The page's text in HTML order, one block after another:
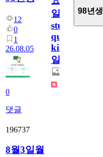
12
0
1
26.08.05
0
댓글
일/English
study
quiz
king777
일
98년생
196737
8월3일월